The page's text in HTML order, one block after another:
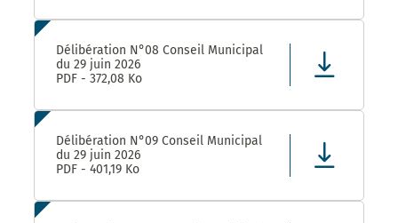
Délibération N°08 Conseil Municipal
du 29 juin 2026
PDF - 372,08 Ko
Délibération N°09 Conseil Municipal
du 29 juin 2026
PDF - 401,19 Ko